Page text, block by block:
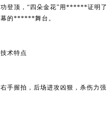
功登顶，“四朵金花”用******证明
幕的******舞台。
技术特点
右手握拍，后场进攻凶狠，杀伤力强